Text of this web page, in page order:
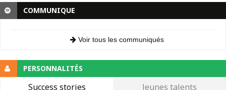
COMMUNIQUE
Voir tous les communiqués
PERSONNALITÉS
Success stories Jeunes talents